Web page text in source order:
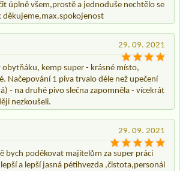
úplně všem,prostě a jednoduše nechtělo se
děkujeme,max.spokojenost
29. 09. 2021
obytňáku, kemp super - krásné místo,
Načepování 1 piva trvalo déle než upečení
- na druhé pivo slečna zapomněla - vícekrát
nezkoušeli.
29. 09. 2021
bych poděkovat majitelům za super práci
a lepší jasná pétihvezda ,čistota,personál